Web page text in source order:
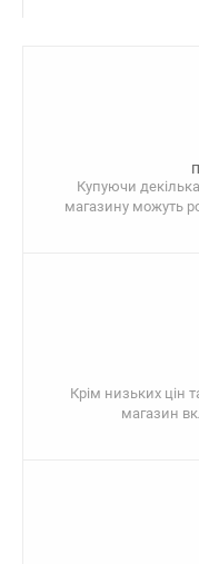
Купуючи
магазину можуть
Крім низьких цін
магазин